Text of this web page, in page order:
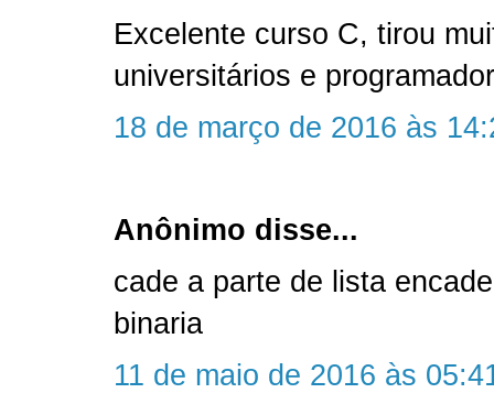
Excelente curso C, tirou
universitários e
18 de março de 2016 às
Anônimo disse...
cade a parte de lista
binaria
11 de maio de 2016 às